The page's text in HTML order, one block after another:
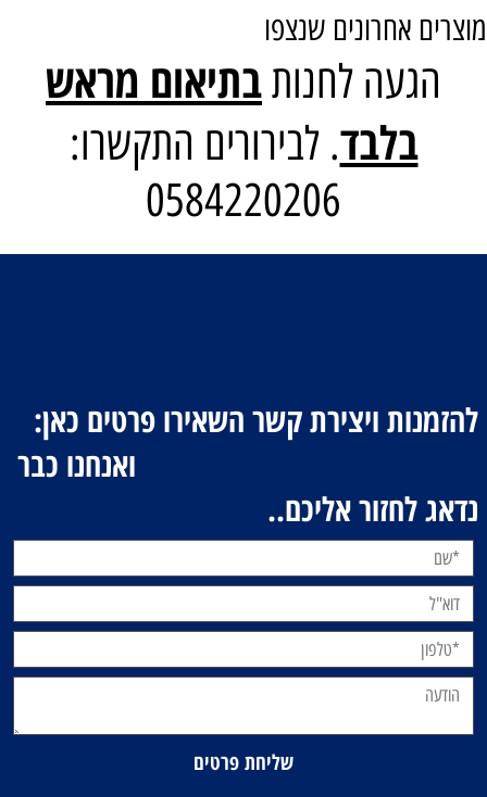
מוצרים אחרונים שנצפו
הגעה לחנותבתיאום מראש
בלבד. לבירורים התקשרו:
0584220206
להזמנות ויצירת קשר השאירו פרטים כאן:
ואנחנו כבר
נדאג לחזור אליכם..